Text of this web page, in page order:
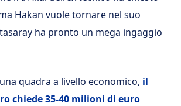
Hakan vuole tornare nel suo
ha pronto un mega ingaggio
quadra a livello economico, il
chiede 35-40 milioni di euro